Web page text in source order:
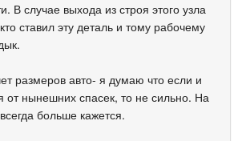
В случае выхода из строя этого узла
ставил эту деталь и тому рабочему
размеров авто- я думаю что если и
от нынешних спасек, то не сильно. На
больше кажется.